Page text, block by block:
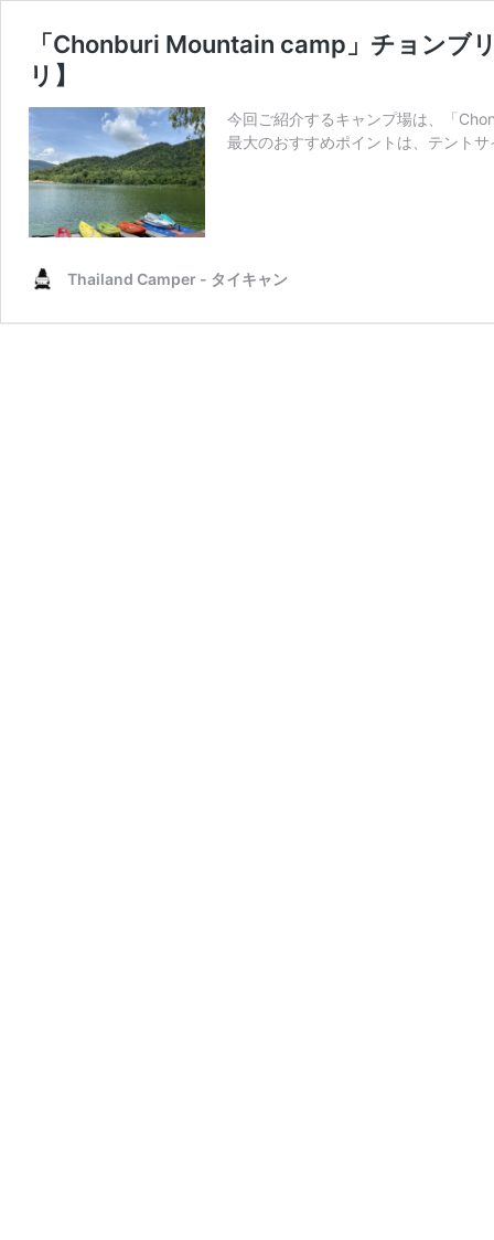
「Chonburi Mountain camp」チョンブ
リ】
今回ご紹介するキャンプ場は、「
最大のおすすめポイントは、テント
Thailand Camper - タイキャン